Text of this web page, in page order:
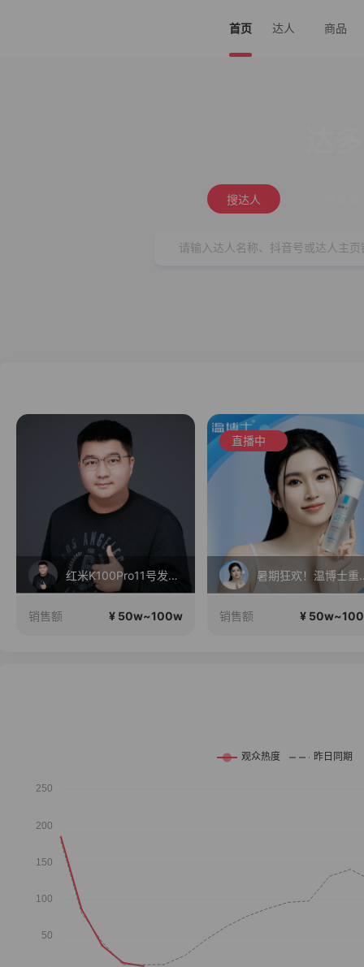
首页 达人 商品
搜达人
红米K100Pro11号发布，三星Fold8折叠屏现货！
销售额 ¥ 50w~100w
直播中
暑期狂欢！温博
销售额 ¥